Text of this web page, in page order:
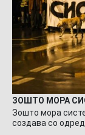
ЗОШТО МОРА
Зошто мора
создава со